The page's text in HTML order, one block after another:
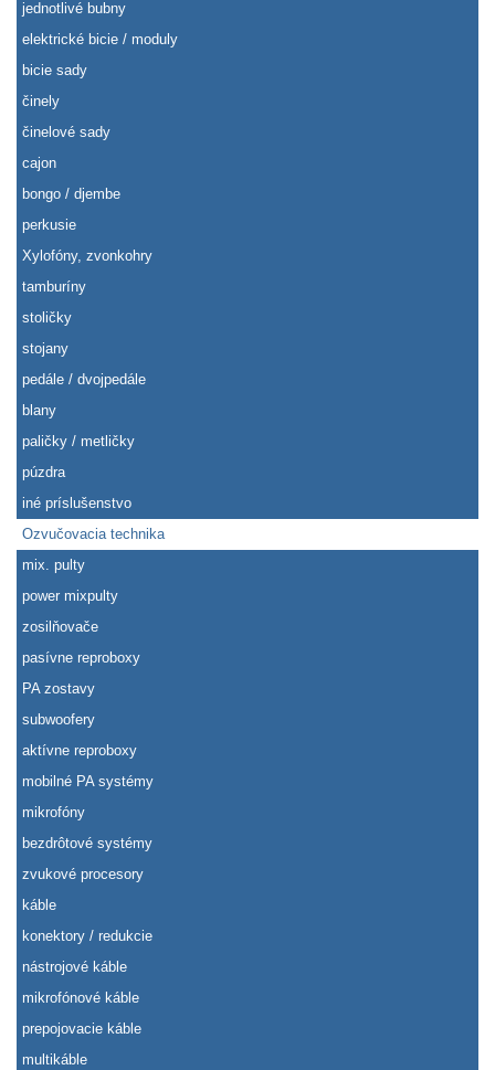
jednotlivé bubny
elektrické bicie / moduly
bicie sady
činely
činelové sady
cajon
bongo / djembe
perkusie
Xylofóny, zvonkohry
tamburíny
stoličky
stojany
pedále / dvojpedále
blany
paličky / metličky
púzdra
iné príslušenstvo
Ozvučovacia technika
mix. pulty
power mixpulty
zosilňovače
pasívne reproboxy
PA zostavy
subwoofery
aktívne reproboxy
mobilné PA systémy
mikrofóny
bezdrôtové systémy
zvukové procesory
káble
konektory / redukcie
nástrojové káble
mikrofónové káble
prepojovacie káble
multikáble